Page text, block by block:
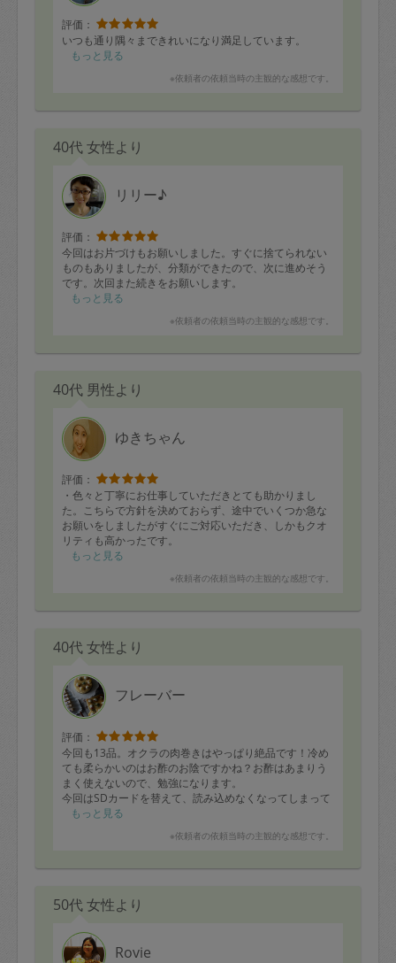
評価：
いつも通り隅々まできれいになり満足しています。
もっと見る
※依頼者の依頼当時の主観的な感想です。
40代 女性より
リリー♪
評価：
今回はお片づけもお願いしました。すぐに捨てられない
ものもありましたが、分類ができたので、次に進めそう
です。次回また続きをお願いします。
もっと見る
※依頼者の依頼当時の主観的な感想です。
40代 男性より
ゆきちゃん
評価：
・色々と丁寧にお仕事していただきとても助かりまし
た。こちらで方針を決めておらず、途中でいくつか急な
お願いをしましたがすぐにご対応いただき、しかもクオ
リティも高かったです。
もっと見る
※依頼者の依頼当時の主観的な感想です。
40代 女性より
フレーバー
評価：
今回も13品。オクラの肉巻きはやっぱり絶品です！冷め
ても柔らかいのはお酢のお陰ですかね？お酢はあまりう
まく使えないので、勉強になります。
今回はSDカードを替えて、読み込めなくなってしまって
写真なしですみません。
もっと見る
※依頼者の依頼当時の主観的な感想です。
50代 女性より
Rovie